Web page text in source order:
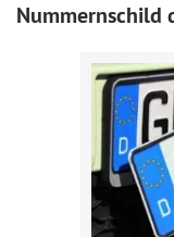
Nummernschild